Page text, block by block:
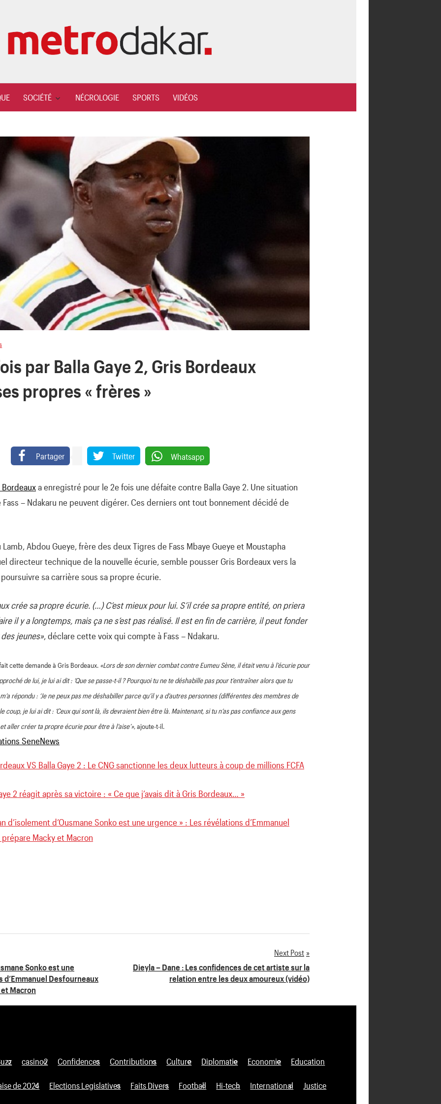
SOCIÉTÉ NÉCROLOGIE SPORTS VIDÉOS
par Balla Gaye 2, Gris Bordeaux
propres « frères »
Partager Twitter Whatsapp
Bordeauxa enregistré pour le 2e fois une défaite contre Balla Gaye 2. Une situation
Fass – Ndakaru ne peuvent digérer. Ces derniers ont tout bonnement décidé de
Abdou Gueye, frère des deux Tigres de Fass Mbaye Gueye et Moustapha
directeur technique de la nouvelle écurie, semble pousser Gris Bordeaux vers la
sa carrière sous sa propre écurie.
crée sa propre écurie. (…) C’est mieux pour lui. S’il crée sa propre entité, on priera
il y a longtemps, mais ça ne s’est pas réalisé. Il est en fin de carrière, il peut fonder
jeunes», déclare cette voix qui compte à Fass – Ndakaru.
cette demande à Gris Bordeaux. «Lors de son dernier combat contre Eumeu Sène, il était venu à l’écurie pour
de lui, je lui ai dit : ‘Que se passe-t-il ? Pourquoi tu ne te déshabille pas pour t’entraîner alors que tu
répondu : ‘Je ne peux pas me déshabiller parce qu’il y a d’autres personnes (différentes des membres de
coup, je lui ai dit : ‘Ceux qui sont là, ils devraient bien être là. Maintenant, si tu n’as pas confiance aux gens
aller créer ta propre écurie pour être à l’aise’», ajoute-t-il.
VS Balla Gaye 2 : Le CNG sanctionne les deux lutteurs à coup de millions FCFA
2 réagit après sa victoire : « Ce que j’avais dit à Gris Bordeaux… »
d’isolement d’Ousmane Sonko est une urgence » : Les révélations d’Emmanuel
Macky et Macron
Sonko est une
d’Emmanuel Desfourneaux
Macron
Next Post
Dieyla – Dane : Les confidences de cet artiste sur la
relation entre les deux amoureux (vidéo)
casino2 Confidences Contributions Culture Diplomatie Economie Education
de 2024 Elections Legislatives Faits Divers Football Hi-tech International Justice